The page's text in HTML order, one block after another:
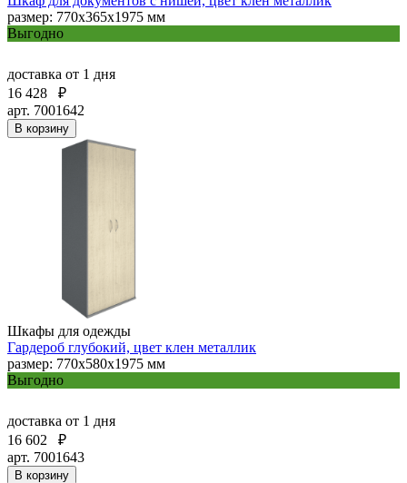
размер: 770х365х1975 мм
Выгодно
доставка от 1 дня
16 428
₽
арт. 7001642
В корзину
Шкафы для одежды
Гардероб глубокий, цвет клен металлик
размер: 770х580х1975 мм
Выгодно
доставка от 1 дня
16 602
₽
арт. 7001643
В корзину